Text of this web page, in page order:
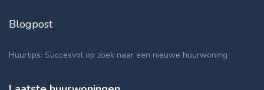
Blogpost
Huurtips: Succesvol op zoek naar een nieuwe huurwoning